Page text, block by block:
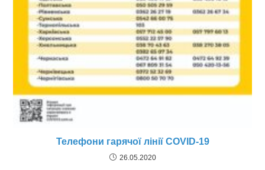
Телефони гарячої лінії COVID-19
26.05.2020